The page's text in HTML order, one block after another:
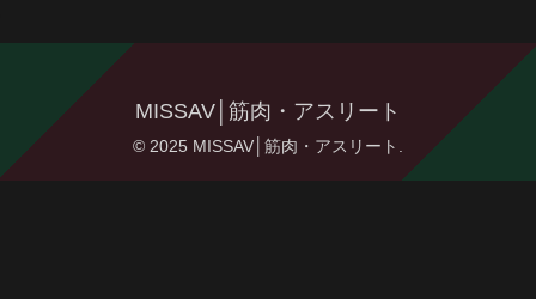
MISSAV│筋肉・アスリート
© 2025 MISSAV│筋肉・アスリート.